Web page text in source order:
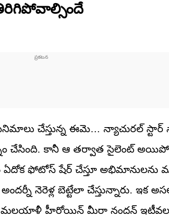
చేస్తున్న ఈమె… న్యాచురల్
చేసింది. కానీ ఆ తర్వాత సైలెంట్
ఫోటోస్ షేర్ చేస్తూ అభిమానులను
నెరెళ్ల బెట్టేలా చేస్తున్నారు. ఇక
మలయాళీ హీరోయిన్ మీరా నందన్ ఇటీవల